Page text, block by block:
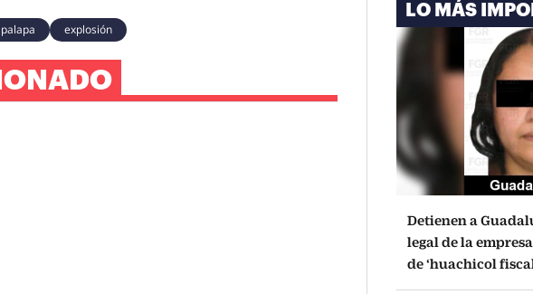
explosión
LO MÁS
Detienen a
legal de la
de ‘huachicol